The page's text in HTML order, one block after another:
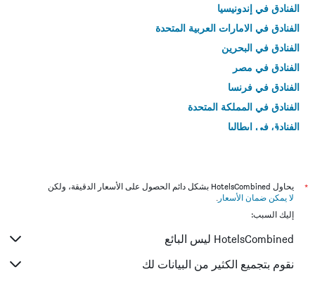
الفنادق في إندونيسيا
الفنادق في الامارات العربية المتحدة
الفنادق في البحرين
الفنادق في مصر
الفنادق في فرنسا
الفنادق في المملكة المتحدة
الفنادق في إيطاليا
*
يحاول HotelsCombined بشكل دائم الحصول على الأسعار الدقيقة، ولكن
لا يمكن ضمان الأسعار .
إليك السبب:
HotelsCombined ليس البائع
نقوم بتجميع الكثير من البيانات لك